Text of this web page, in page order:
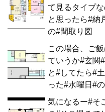
て見るタイプ
と思ったら#納
の#間取り図
この場合、ご
ていうか#玄関
と#してたら#
った#水曜日#
気になるー#そ